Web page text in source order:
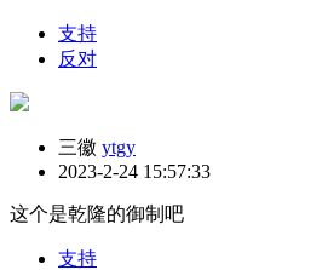
支持
反对
三徽 ytgy
2023-2-24 15:57:33
这个是乾隆的御制吧
支持